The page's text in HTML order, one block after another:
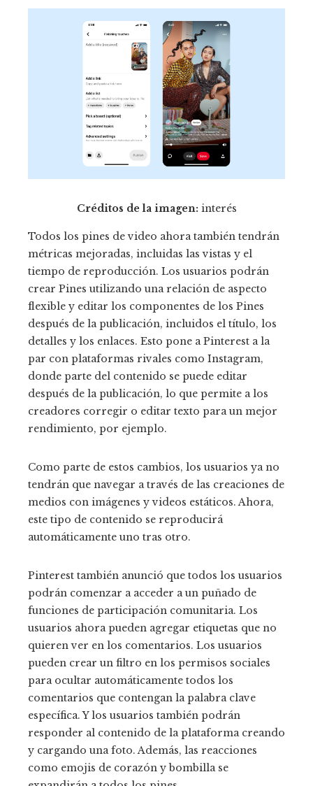
Créditos de la imagen: interés
Todos los pines de video ahora también tendrán
métricas mejoradas, incluidas las vistas y el
tiempo de reproducción. Los usuarios podrán
crear Pines utilizando una relación de aspecto
flexible y editar los componentes de los Pines
después de la publicación, incluidos el título, los
detalles y los enlaces. Esto pone a Pinterest a la
par con plataformas rivales como Instagram,
donde parte del contenido se puede editar
después de la publicación, lo que permite a los
creadores corregir o editar texto para un mejor
rendimiento, por ejemplo.
Como parte de estos cambios, los usuarios ya no
tendrán que navegar a través de las creaciones de
medios con imágenes y videos estáticos. Ahora,
este tipo de contenido se reproducirá
automáticamente uno tras otro.
Pinterest también anunció que todos los usuarios
podrán comenzar a acceder a un puñado de
funciones de participación comunitaria. Los
usuarios ahora pueden agregar etiquetas que no
quieren ver en los comentarios. Los usuarios
pueden crear un filtro en los permisos sociales
para ocultar automáticamente todos los
comentarios que contengan la palabra clave
específica. Y los usuarios también podrán
responder al contenido de la plataforma creando
y cargando una foto. Además, las reacciones
como emojis de corazón y bombilla se